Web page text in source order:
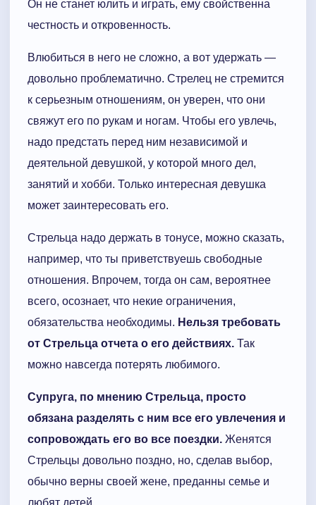
Он не станет юлить и играть, ему свойственна
честность и откровенность.
Влюбиться в него не сложно, а вот удержать —
довольно проблематично. Стрелец не стремится
к серьезным отношениям, он уверен, что они
свяжут его по рукам и ногам. Чтобы его увлечь,
надо предстать перед ним независимой и
деятельной девушкой, у которой много дел,
занятий и хобби. Только интересная девушка
может заинтересовать его.
Стрельца надо держать в тонусе, можно сказать,
например, что ты приветствуешь свободные
отношения. Впрочем, тогда он сам, вероятнее
всего, осознает, что некие ограничения,
обязательства необходимы. Нельзя требовать
от Стрельца отчета о его действиях. Так
можно навсегда потерять любимого.
Супруга, по мнению Стрельца, просто
обязана разделять с ним все его увлечения и
сопровождать его во все поездки. Женятся
Стрельцы довольно поздно, но, сделав выбор,
обычно верны своей жене, преданны семье и
любят детей.